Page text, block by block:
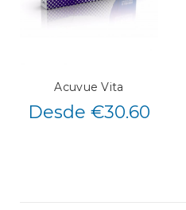
Acuvue Vita
Desde €30.60